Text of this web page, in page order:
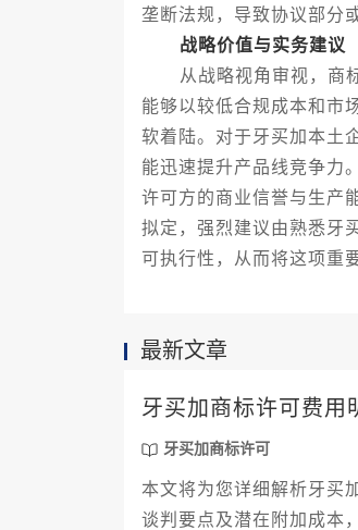
垄断法规，导致协议部分
战略价值与实务建议
从战略视角审视，商标
能够以较低合规成本和市
软着陆。对于牙买加本土
能迅速提升产品线竞争力
许可方的商业信誉与生产
拟定，强烈建议由熟悉牙
可执行性，从而将这项重
最新文章
牙买加商标许可费用
牙买加商标许可
本文将为您详细解析牙买
谈判要点及潜在附加成本